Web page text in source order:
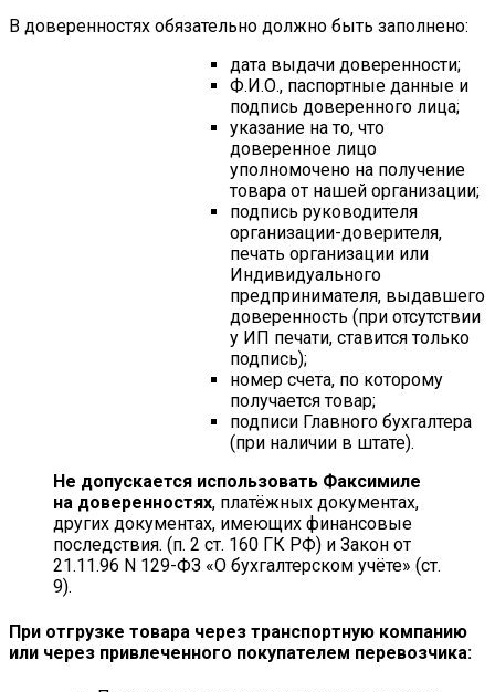
В доверенностях обязательно должно быть заполнено:
дата выдачи доверенности;
Ф.И.О., паспортные данные и
подпись доверенного лица;
указание на то, что
доверенное лицо
уполномочено на получение
товара от нашей организации;
подпись руководителя
организации-доверителя,
печать организации или
Индивидуального
предпринимателя, выдавшего
доверенность (при отсутствии
у ИП печати, ставится только
подпись);
номер счета, по которому
получается товар;
подписи Главного бухгалтера
(при наличии в штате).
Не допускается использовать Факсимиле
на доверенностях, платёжных документах,
других документах, имеющих финансовые
последствия. (п. 2 ст. 160 ГК РФ) и Закон от
21.11.96 N 129-ФЗ «О бухгалтерском учёте» (ст.
9).
При отгрузке товара через транспортную компанию
или через привлеченного покупателем перевозчика: